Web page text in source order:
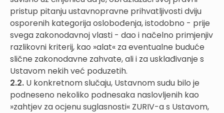
pristup pitanju ustavnopravne prihvatljivosti dviju
osporenih kategorija oslobođenja, istodobno - prije
svega zakonodavnoj vlasti - dao i načelno primjenjiv
razlikovni kriterij, kao »alat« za eventualne buduće
slične zakonodavne zahvate, ali i za usklađivanje s
Ustavom nekih već poduzetih.
2.2. U konkretnom slučaju, Ustavnom sudu bilo je
podneseno nekoliko podnesaka naslovljenih kao
»zahtjev za ocjenu suglasnosti« ZURIV-a s Ustavom,